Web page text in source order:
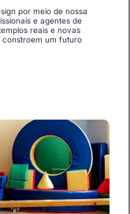
por meio de nossa
e agentes de
reais e novas
constroem um futuro